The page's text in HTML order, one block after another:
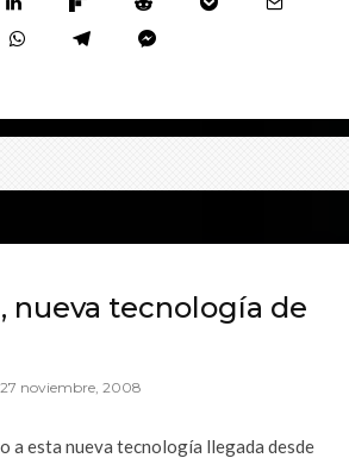
nueva tecnología de
27 noviembre, 2008
a esta nueva tecnología llegada desde